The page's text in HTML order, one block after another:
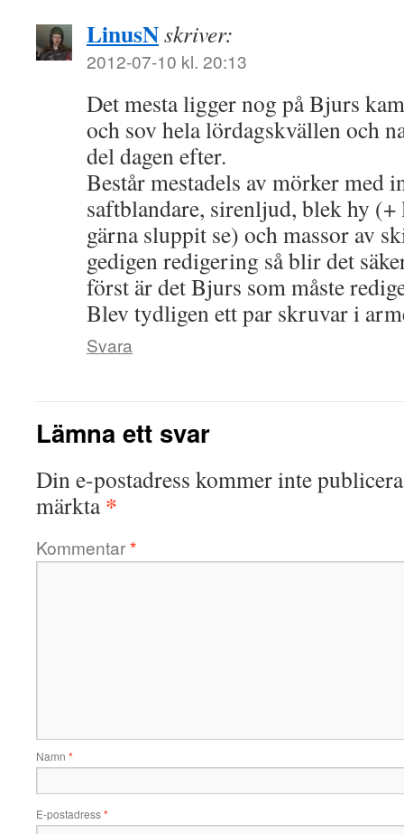
LinusNskriver:
2012-07-10 kl. 20:13
Det mesta ligger nog på Bjurs
och sov hela lördagskvällen och
del dagen efter.
Består mestadels av mörker med
saftblandare, sirenljud, blek hy (+
gärna sluppit se) och massor av
gedigen redigering så blir det
först är det Bjurs som måste
Blev tydligen ett par skruvar i
Svara
Lämna ett svar
Din e-postadress kommer inte
märkta*
Kommentar*
Namn *
E-postadress*